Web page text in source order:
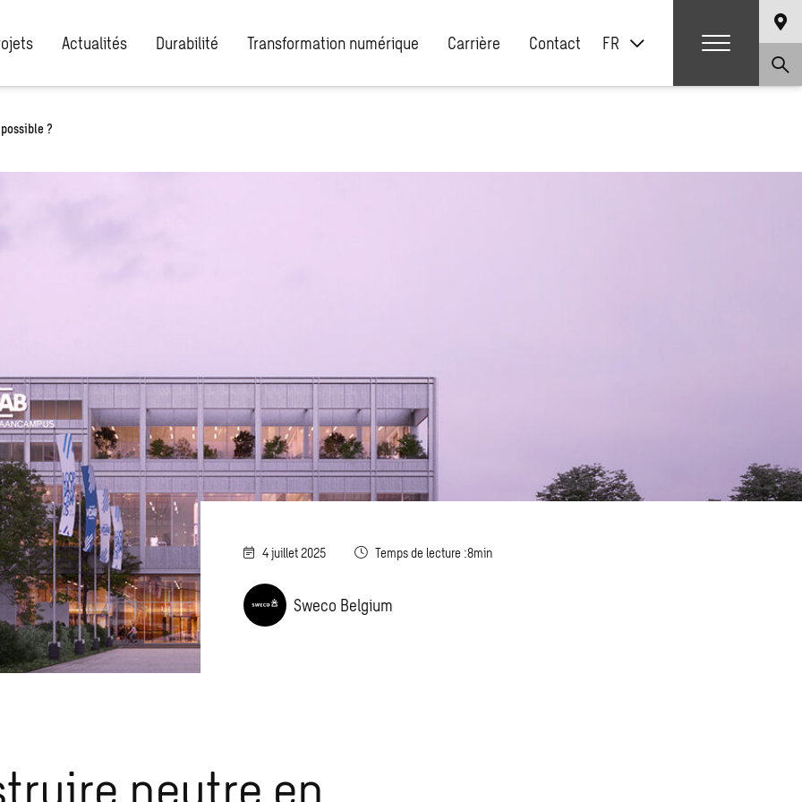
Actualités Durabilité Transformation numérique Carrière Contact FR
?
4 juillet 2025 Temps de lecture :8min
Sweco Belgium
neutre en